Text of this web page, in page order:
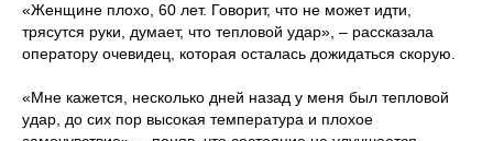
«Женщине плохо, 60 лет. Говорит, что не может идти,
трясутся руки, думает, что тепловой удар», – рассказала
оператору очевидец, которая осталась дожидаться скорую.
«Мне кажется, несколько дней назад у меня был тепловой
удар, до сих пор высокая температура и плохое